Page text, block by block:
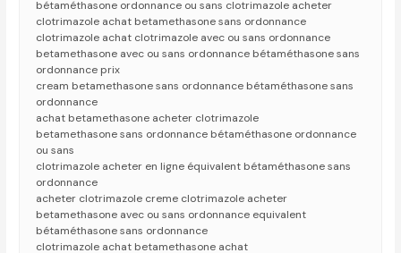
bétaméthasone ordonnance ou sans clotrimazole acheter
clotrimazole achat betamethasone sans ordonnance
clotrimazole achat clotrimazole avec ou sans ordonnance
betamethasone avec ou sans ordonnance bétaméthasone sans
ordonnance prix
cream betamethasone sans ordonnance bétaméthasone sans
ordonnance
achat betamethasone acheter clotrimazole
betamethasone sans ordonnance bétaméthasone ordonnance
ou sans
clotrimazole acheter en ligne équivalent bétaméthasone sans
ordonnance
acheter clotrimazole creme clotrimazole acheter
betamethasone avec ou sans ordonnance equivalent
bétaméthasone sans ordonnance
clotrimazole achat betamethasone achat